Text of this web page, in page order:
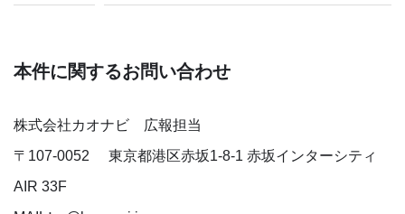
本件に関するお問い合わせ
株式会社カオナビ 広報担当
〒 107-0052
東京都港区赤坂1-8-1 赤坂インターシティ
AIR 33F